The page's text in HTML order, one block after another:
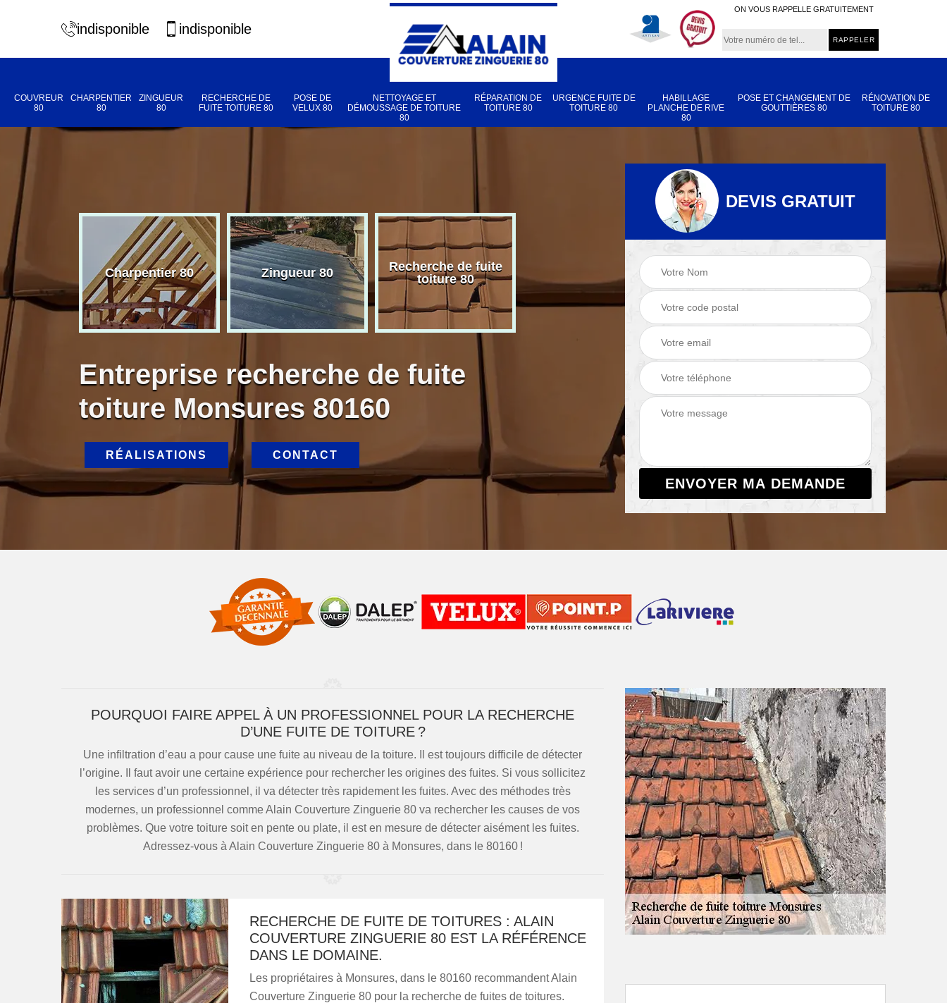
indisponible indisponible
ON VOUS RAPPELLE GRATUITEMENT
COUVREUR
80
CHARPENTIER
80
ZINGUEUR
80
RECHERCHE DE
FUITE TOITURE 80
POSE DE
VELUX 80
NETTOYAGE ET
DÉMOUSSAGE DE TOITURE
80
RÉPARATION DE
TOITURE 80
URGENCE FUITE DE
TOITURE 80
HABILLAGE
PLANCHE DE RIVE
80
POSE ET CHANGEMENT DE
GOUTTIÈRES 80
RÉNOVATION DE
TOITURE 80
80 Charpentier 80 Zingueur 80
Recherche de fuite
toiture 80
Pose de velux 80
Nettoyage et
démoussage de
toiture 80
Réparation de
toiture 80
Entreprise recherche de fuite
toiture Monsures 80160
RÉALISATIONS CONTACT
DEVIS GRATUIT
POURQUOI FAIRE APPEL À UN PROFESSIONNEL POUR LA RECHERCHE
D’UNE FUITE DE TOITURE ?
Une infiltration d’eau a pour cause une fuite au niveau de la toiture. Il est toujours difficile de détecter
l’origine. Il faut avoir une certaine expérience pour rechercher les origines des fuites. Si vous sollicitez
les services d’un professionnel, il va détecter très rapidement les fuites. Avec des méthodes très
modernes, un professionnel comme Alain Couverture Zinguerie 80 va rechercher les causes de vos
problèmes. Que votre toiture soit en pente ou plate, il est en mesure de détecter aisément les fuites.
Adressez-vous à Alain Couverture Zinguerie 80 à Monsures, dans le 80160 !
RECHERCHE DE FUITE DE TOITURES : ALAIN
COUVERTURE ZINGUERIE 80 EST LA RÉFÉRENCE
DANS LE DOMAINE.
Les propriétaires à Monsures, dans le 80160 recommandent Alain
Couverture Zinguerie 80 pour la recherche de fuites de toitures.